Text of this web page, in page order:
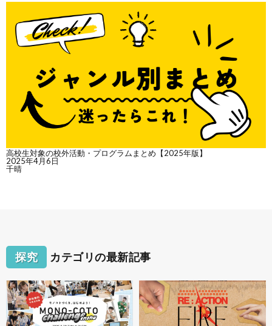
高校生対象の校外活動・プログラムまとめ【2025年版】
2025年4月6日
千晴
探究 カテゴリの最新記事